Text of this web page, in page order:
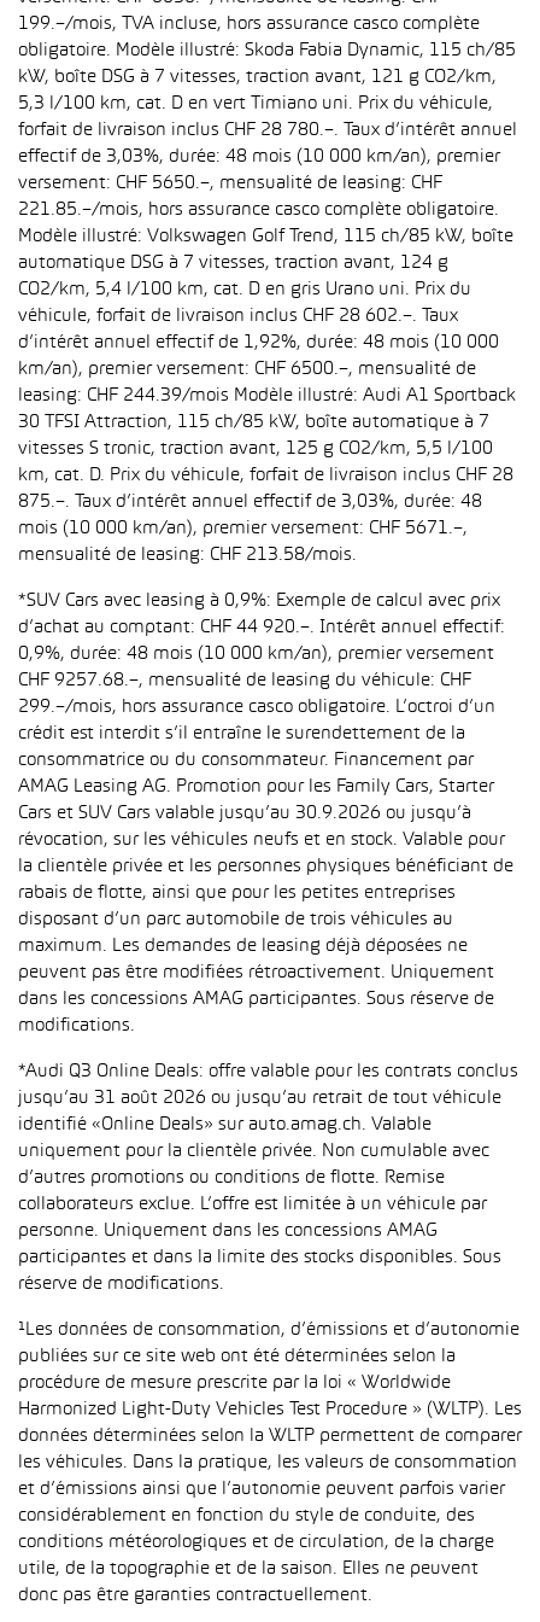
199.–/mois, TVA incluse, hors assurance casco complète
obligatoire. Modèle illustré: Skoda Fabia Dynamic, 115 ch/85
kW, boîte DSG à 7 vitesses, traction avant, 121 g CO2/km,
5,3 l/100 km, cat. D en vert Timiano uni. Prix du véhicule,
forfait de livraison inclus CHF 28 780.–. Taux d’intérêt annuel
effectif de 3,03%, durée: 48 mois (10 000 km/an), premier
versement: CHF 5650.–, mensualité de leasing: CHF
221.85.–/mois, hors assurance casco complète obligatoire.
Modèle illustré: Volkswagen Golf Trend, 115 ch/85 kW, boîte
automatique DSG à 7 vitesses, traction avant, 124 g
CO2/km, 5,4 l/100 km, cat. D en gris Urano uni. Prix du
véhicule, forfait de livraison inclus CHF 28 602.–. Taux
d’intérêt annuel effectif de 1,92%, durée: 48 mois (10 000
km/an), premier versement: CHF 6500.–, mensualité de
leasing: CHF 244.39/mois Modèle illustré: Audi A1 Sportback
30 TFSI Attraction, 115 ch/85 kW, boîte automatique à 7
vitesses S tronic, traction avant, 125 g CO2/km, 5,5 l/100
km, cat. D. Prix du véhicule, forfait de livraison inclus CHF 28
875.–. Taux d’intérêt annuel effectif de 3,03%, durée: 48
mois (10 000 km/an), premier versement: CHF 5671.–,
mensualité de leasing: CHF 213.58/mois.
*SUV Cars avec leasing à 0,9%: Exemple de calcul avec prix
d’achat au comptant: CHF 44 920.–. Intérêt annuel effectif:
0,9%, durée: 48 mois (10 000 km/an), premier versement
CHF 9257.68.–, mensualité de leasing du véhicule: CHF
299.–/mois, hors assurance casco obligatoire. L’octroi d’un
crédit est interdit s’il entraîne le surendettement de la
consommatrice ou du consommateur. Financement par
AMAG Leasing AG. Promotion pour les Family Cars, Starter
Cars et SUV Cars valable jusqu’au 30.9.2026 ou jusqu’à
révocation, sur les véhicules neufs et en stock. Valable pour
la clientèle privée et les personnes physiques bénéficiant de
rabais de flotte, ainsi que pour les petites entreprises
disposant d’un parc automobile de trois véhicules au
maximum. Les demandes de leasing déjà déposées ne
peuvent pas être modifiées rétroactivement. Uniquement
dans les concessions AMAG participantes. Sous réserve de
modifications.
*Audi Q3 Online Deals: offre valable pour les contrats conclus
jusqu’au 31 août 2026 ou jusqu’au retrait de tout véhicule
identifié «Online Deals» sur auto.amag.ch. Valable
uniquement pour la clientèle privée. Non cumulable avec
d’autres promotions ou conditions de flotte. Remise
collaborateurs exclue. L’offre est limitée à un véhicule par
personne. Uniquement dans les concessions AMAG
participantes et dans la limite des stocks disponibles. Sous
réserve de modifications.
¹Les données de consommation, d’émissions et d’autonomie
publiées sur ce site web ont été déterminées selon la
procédure de mesure prescrite par la loi « Worldwide
Harmonized Light-Duty Vehicles Test Procedure » (WLTP). Les
données déterminées selon la WLTP permettent de comparer
les véhicules. Dans la pratique, les valeurs de consommation
et d’émissions ainsi que l’autonomie peuvent parfois varier
considérablement en fonction du style de conduite, des
conditions météorologiques et de circulation, de la charge
utile, de la topographie et de la saison. Elles ne peuvent
donc pas être garanties contractuellement.